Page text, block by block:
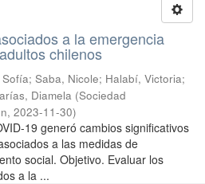
a la emergencia
chilenos
; Saba, Nicole; Halabí, Victoria;
Diamela (Sociedad
, 2023-11-30)
19 generó cambios significativos
a las medidas de
social. Objetivo. Evaluar los
a la ...